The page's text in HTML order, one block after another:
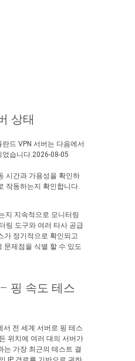
상태
드 VPN 서버는 다음에서
습니다.2026-08-05
시간과 가용성을 확인하
작동하는지 확인합니다.
지 지속적으로 모니터링
링 도구와 여러 타사 공급
가 정기적으로 확인되고
문제점을 식별 할 수 있도
핑 속도 테스
서 전 세계 서버로 핑 테스
위치에 여러 대의 서버가
는 가장 최근의 테스트 결